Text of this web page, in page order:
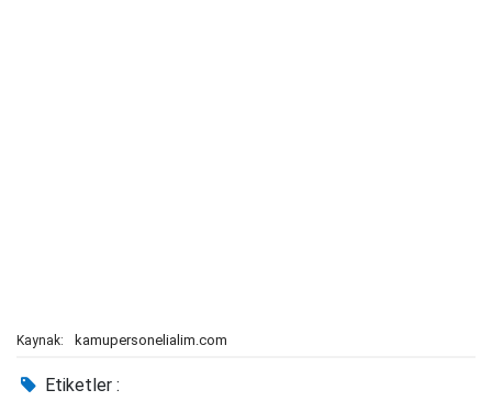
Kaynak: kamupersonelialim.com
Etiketler :